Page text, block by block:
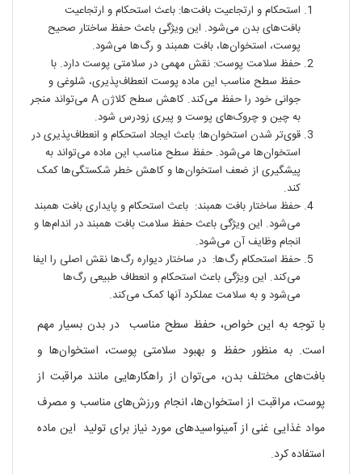
استحکام و ارتجاعیت بافت‌ها: باعث استحکام و ارتجاعیت
بافت‌های بدن می‌شود. این ویژگی باعث حفظ ساختار صحیح
پوست، استخوان‌ها، بافت همبند و رگ‌ها می‌شود.
حفظ سلامت پوست: نقش مهمی در سلامتی پوست دارد. با
حفظ سطح مناسب این ماده پوست انعطاف‌پذیری، شلوغی و
جوانی خود را حفظ می‌کند. کاهش سطح کلاژن A می‌تواند منجر
به چین و چروک‌های پوست و پیری زودرس شود.
قوی‌تر شدن استخوان‌ها: باعث ایجاد استحکام و انعطاف‌پذیری در
استخوان‌ها می‌شود. حفظ سطح مناسب این ماده می‌تواند به
پیشگیری از ضعف استخوان‌ها و کاهش خطر شکستگی‌ها کمک
کند.
حفظ ساختار بافت همبند: باعث استحکام و پایداری بافت همبند
می‌شود. این ویژگی باعث حفظ سلامت بافت همبند در اندام‌ها و
انجام وظایف آن می‌شود.
حفظ استحکام رگ‌ها: در ساختار دیواره رگ‌ها نقش اصلی را ایفا
می‌کند. این ویژگی باعث استحکام و انعطاف طبیعی رگ‌ها
می‌شود و به سلامت عملکرد آنها کمک می‌کند.
با توجه به این خواص، حفظ سطح مناسب در بدن بسیار مهم
است. به منظور حفظ و بهبود سلامتی پوست، استخوان‌ها و
بافت‌های مختلف بدن، می‌توان از راهکارهایی مانند مراقبت از
پوست، مراقبت از استخوان‌ها، انجام ورزش‌های مناسب و مصرف
مواد غذایی غنی از آمینواسیدهای مورد نیاز برای تولید این ماده
استفاده کرد.